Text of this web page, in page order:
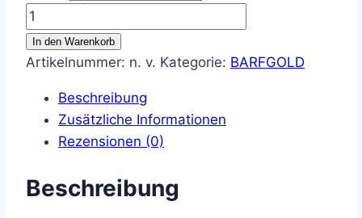
BARFGOLD
-
Hühnerhälse
In den Warenkorb
Artikelnummer: n. v. Kategorie: BARFGOLD
Beschreibung
Zusätzliche Informationen
Rezensionen (0)
Beschreibung